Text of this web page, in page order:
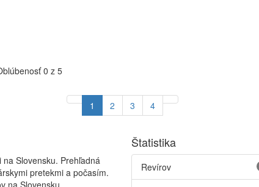
1 2 3 4
Slovensku. Prehľadná
pretekmi a počasím.
Štatistika
Revírov